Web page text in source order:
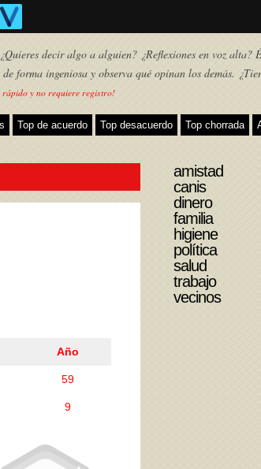
decir algo a alguien? ¿Reflexiones en voz alta?
forma ingeniosa y observa qué opinan los demás.
rápido y no requiere registro!
Top de acuerdo Top desacuerdo Top chorrada
Año
59
9
amistad
canis
dinero
familia
higiene
política
salud
trabajo
vecinos